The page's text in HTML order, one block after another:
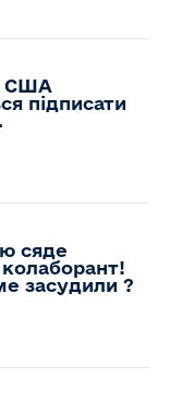
США
підписати
сяде
засудили ?